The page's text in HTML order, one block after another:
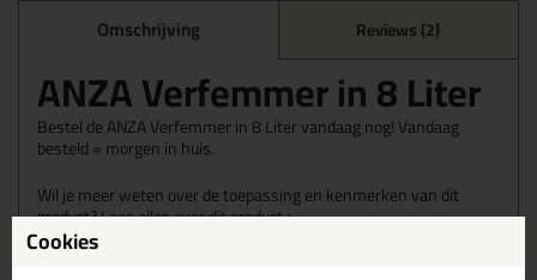
Omschrijving Reviews (2)
ANZA Verfemmer in 8 Liter
Bestel de ANZA Verfemmer in 8 Liter vandaag nog! Vandaag
besteld = morgen in huis.
Wil je meer weten over de toepassing en kenmerken van dit
product?Lees alles over dit product >
Cookies